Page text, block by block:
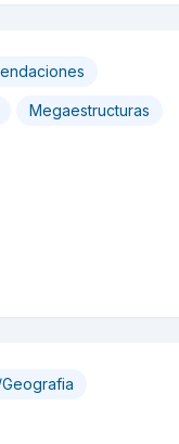
Megaestructuras